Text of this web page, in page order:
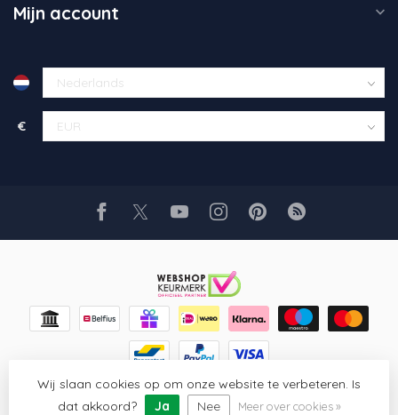
Mijn account
€
© Copyright 2026 Glaskunst Art- Powered byLightspeed-
Lightspeed designbyDyvelopment
Wij slaan cookies op om onze website te verbeteren. Is
dat akkoord?
Ja Nee Meer over cookies »